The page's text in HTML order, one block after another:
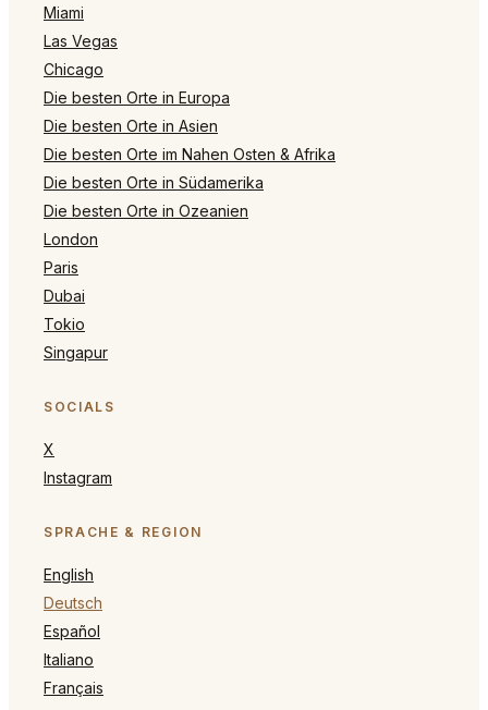
Miami
Las Vegas
Chicago
Die besten Orte in Europa
Die besten Orte in Asien
Die besten Orte im Nahen Osten & Afrika
Die besten Orte in Südamerika
Die besten Orte in Ozeanien
London
Paris
Dubai
Tokio
Singapur
SOCIALS
X
Instagram
SPRACHE & REGION
English
Deutsch
Español
Italiano
Français